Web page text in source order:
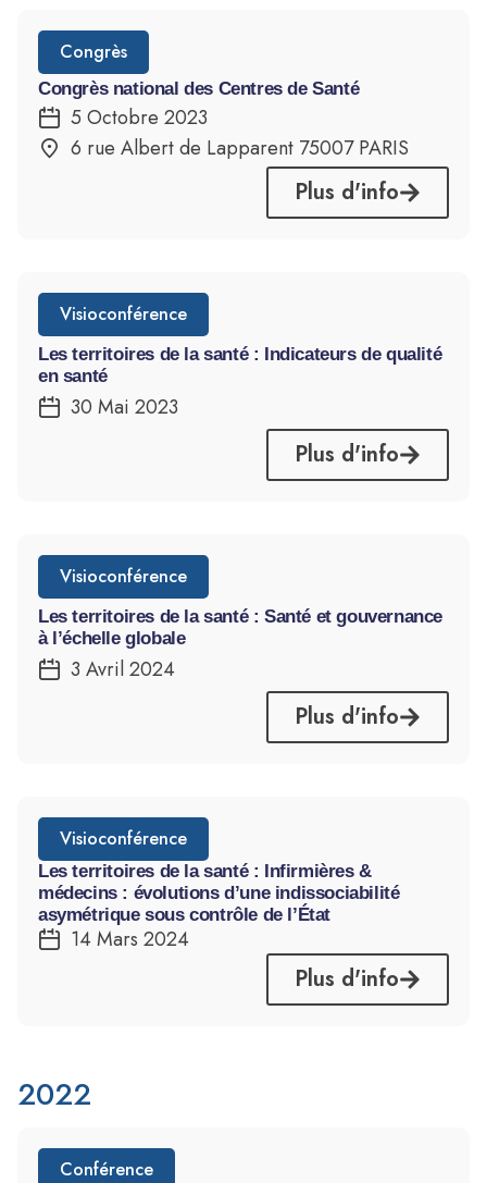
Congrès
Congrès national des Centres de Santé
5 Octobre 2023
6 rue Albert de Lapparent 75007 PARIS
Plus d'info
Visioconférence
Les territoires de la santé : Indicateurs de qualité
en santé
30 Mai 2023
Plus d'info
Visioconférence
Les territoires de la santé : Santé et gouvernance
à l’échelle globale
3 Avril 2024
Plus d'info
Visioconférence
Les territoires de la santé : Infirmières &
médecins : évolutions d’une indissociabilité
asymétrique sous contrôle de l’État
14 Mars 2024
Plus d'info
2022
Conférence